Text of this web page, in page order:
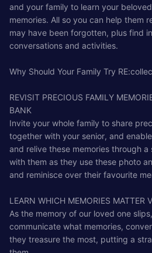
and your family to learn your
memories. All so you can help them
may have been forgotten, plus find
conversations and activities.
Why Should Your Family Try
REVISIT PRECIOUS FAMILY
BANK
Invite your whole family to share
together with your senior, and
and relive these memories through
with them as they use these photo
and reminisce over their favourite
LEARN WHICH MEMORIES MATTER
As the memory of our loved one
communicate what memories,
they treasure the most, putting a